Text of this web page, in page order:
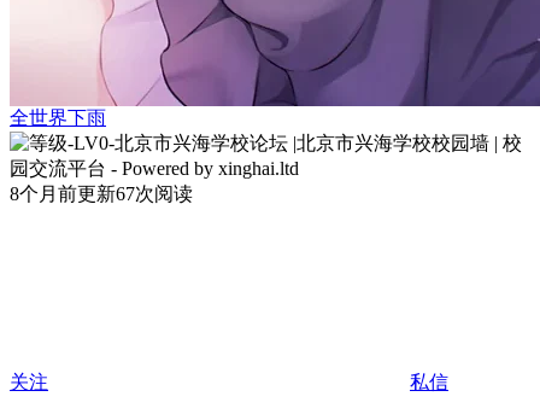
全世界下雨
8个月前更新67次阅读
关注 私信